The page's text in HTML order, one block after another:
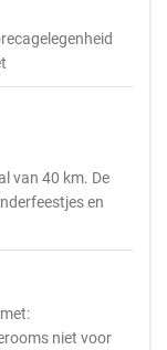
van 40 km. De
en
niet voor